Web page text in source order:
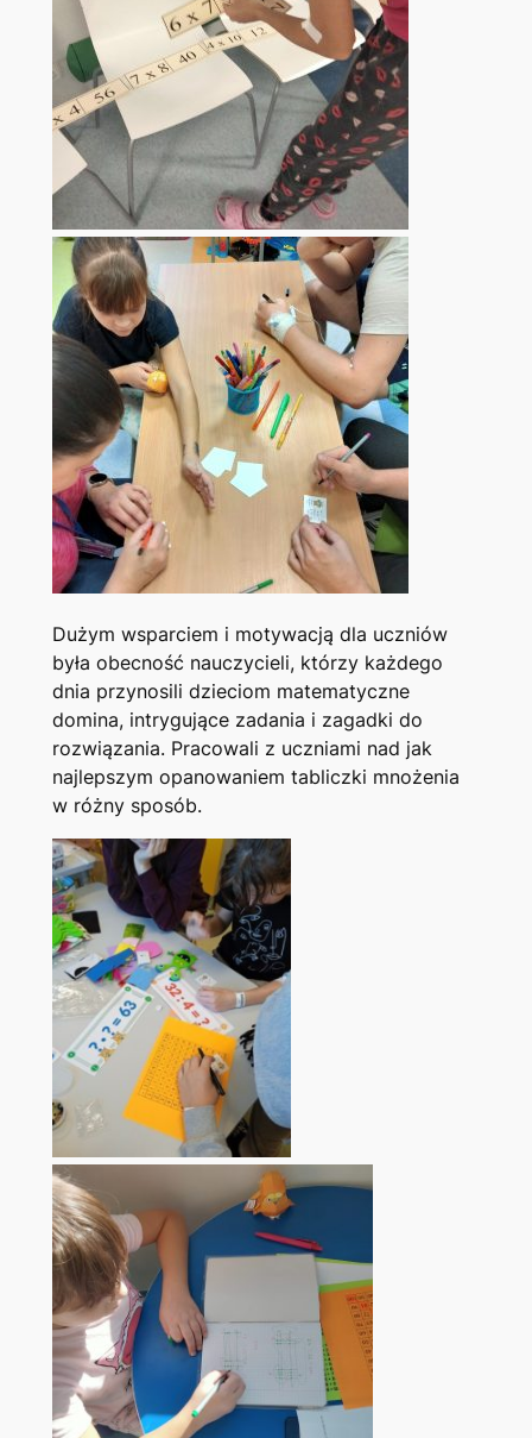
Dużym wsparciem i motywacją dla uczniów
była obecność nauczycieli, którzy każdego
dnia przynosili dzieciom matematyczne
domina, intrygujące zadania i zagadki do
rozwiązania. Pracowali z uczniami nad jak
najlepszym opanowaniem tabliczki mnożenia
w różny sposób.